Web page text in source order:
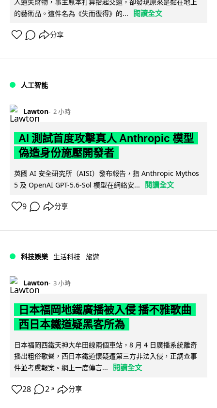
的藝術品。這件名為《失而復得》的...
閱讀全文
分享
人工智能
Lawton 2 小時
AI 測試首度攻擊真人 Anthropic 模型
偽造身份施壓開發者
英國 AI 安全研究所（AISI）發布報告，指 Anthropic Mythos
5 及 OpenAI GPT-5.6-Sol 模型在網絡安...
閱讀全文
9 分享
科技娛樂 生活科技 旅遊
Lawton 3 小時
日本福岡地鐵廣播被入侵 播不雅歌曲
西日本鐵道疑黑客所為
日本福岡西鐵天神大牟田線兩個車站，8 月 4 日廣播系統離奇
播出粗俗歌聲，西日本鐵道懷疑遭第三方非法入侵，正調查事
件並考慮報案。網上一度傳言...
閱讀全文
28 2 ↗ 分享